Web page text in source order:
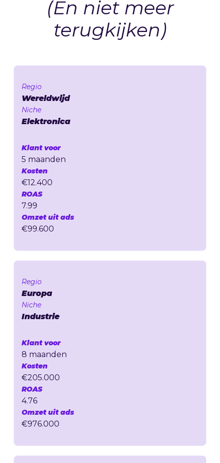
(En niet meer
terugkijken)
Regio
Wereldwijd
Niche
Elektronica
Klant voor
5 maanden
Kosten
€12.400
ROAS
7.99
Omzet uit ads
€99.600
Regio
Europa
Niche
Industrie
Klant voor
8 maanden
Kosten
€205.000
ROAS
4.76
Omzet uit ads
€976.000